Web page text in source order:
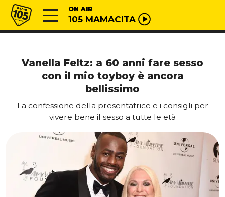
Vai al contenuto
Radio 105 ON AIR
105 MAMACITA
Vanella Feltz: a 60 anni fare sesso
con il mio toyboy è ancora
bellissimo
La confessione della presentatrice e i consigli per
vivere bene il sesso a tutte le età